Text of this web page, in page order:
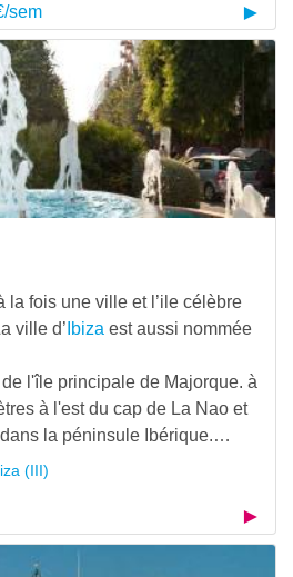
sem
la fois une ville et l’ile célèbre
ville d’ Ibiza est aussi nommée
l'île principale de Majorque. à
à l'est du cap de La Nao et
la péninsule Ibérique.…
(III)